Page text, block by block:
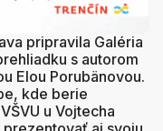
pripravila Galéria
s autorom
Elou Porubänovou.
kde berie
u Vojtecha